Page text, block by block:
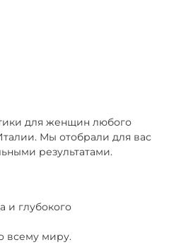
для женщин любого
Мы отобрали для вас
результатами.
и глубокого
всему миру.